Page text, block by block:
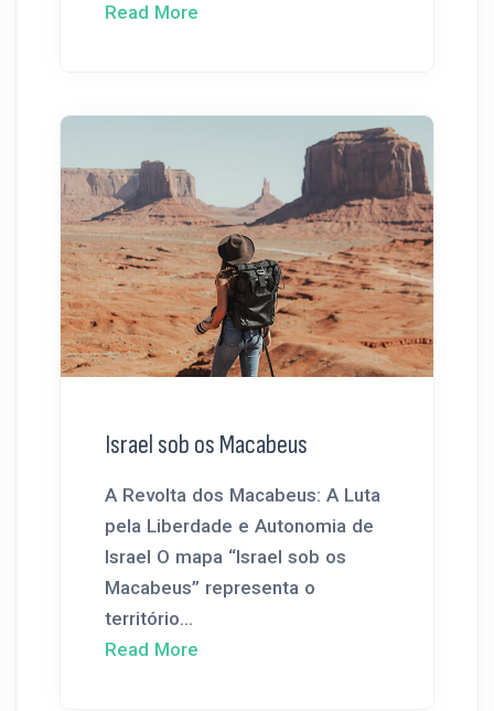
Read More
Israel sob os Macabeus
A Revolta dos Macabeus: A Luta
pela Liberdade e Autonomia de
Israel O mapa “Israel sob os
Macabeus” representa o
território...
Read More